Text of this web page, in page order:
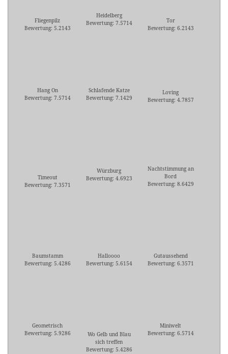
Fliegenpilz
Bewertung: 5.2143
Heidelberg
Bewertung: 7.5714
Tor
Bewertung: 6.2143
Hang On
Bewertung: 7.5714
Schlafende Katze
Bewertung: 7.1429
Loving
Bewertung: 4.7857
Timeout
Bewertung: 7.3571
Würzburg
Bewertung: 4.6923
Nachtstimmung an
Bord
Bewertung: 8.6429
Baumstamm
Bewertung: 5.4286
Halloooo
Bewertung: 5.6154
Gutaussehend
Bewertung: 6.3571
Geometrisch
Bewertung: 5.9286
Wo Gelb und Blau
sich treffen
Bewertung: 5.4286
Miniwelt
Bewertung: 6.5714